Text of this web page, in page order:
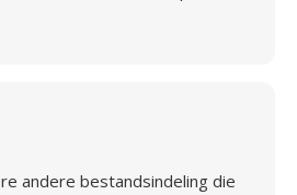
andere bestandsindeling die